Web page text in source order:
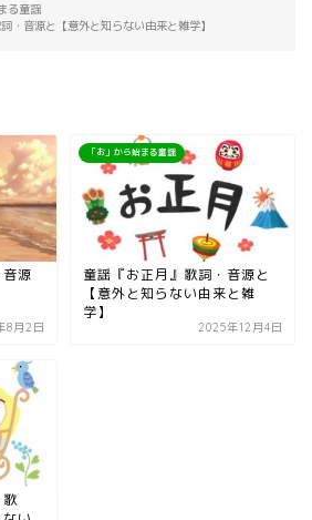
る童謡
・音源と【意外と知らない由来と雑学】
源
8月2日
「お」から始まる童謡
童謡『お正月』歌詞・音源と
【意外と知らない由来と雑
学】
2025年12月4日